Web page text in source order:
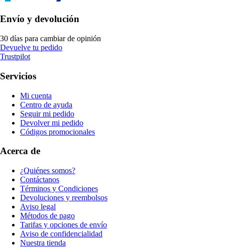
Envío y devolución
30 días para cambiar de opinión
Devuelve tu pedido
Trustpilot
Servicios
Mi cuenta
Centro de ayuda
Seguir mi pedido
Devolver mi pedido
Códigos promocionales
Acerca de
¿Quiénes somos?
Contáctanos
Términos y Condiciones
Devoluciones y reembolsos
Aviso legal
Métodos de pago
Tarifas y opciones de envío
Aviso de confidencialidad
Nuestra tienda